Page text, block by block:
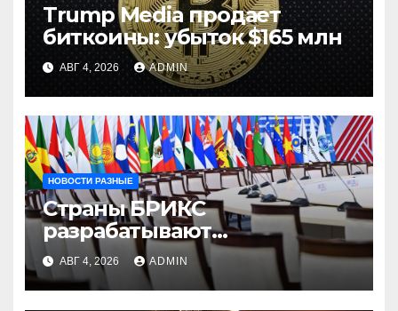
Trump Media продает
биткоины: убыток $165 млн
АВГ 4, 2026 ADMIN
НОВОСТИ РАЗНЫЕ
Страны БРИКС
разрабатывают
инфраструктуру на базе
цифровых валют
центробанков
АВГ 4, 2026 ADMIN